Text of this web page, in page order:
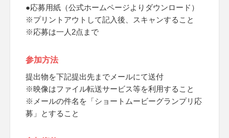
●応募用紙（公式ホームページよりダウンロード）
※プリントアウトして記入後、スキャンすること
※応募は一人2点まで
参加方法
提出物を下記提出先までメールにて送付
※映像はファイル転送サービス等を利用すること
※メールの件名を「ショートムービーグランプリ応
募」とすること